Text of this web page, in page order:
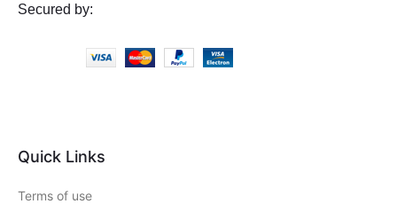
Secured by:
Quick Links
Terms of use